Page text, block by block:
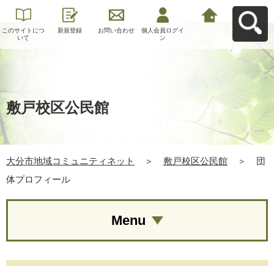
このサイトにつ
いて
新規登録 お問い合わせ
個人会員ログイ
ン
敷戸校区公民館
大分市地域コミュニティネット ＞ 敷戸校区公民館 ＞
団
体プロフィール
Menu